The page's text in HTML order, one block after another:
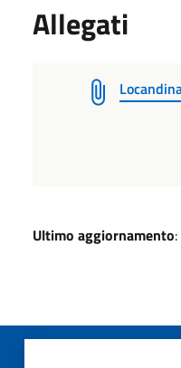
Allegati
Ultimo aggiornamento